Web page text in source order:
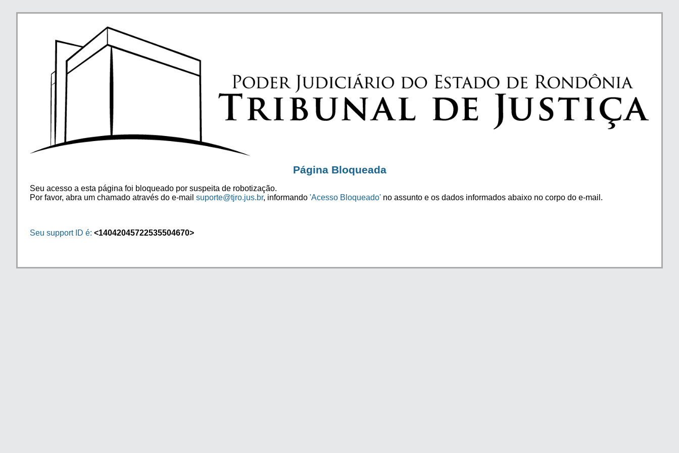
Página Bloqueada
Seu acesso a esta página foi bloqueado por suspeita de robotização.
Por favor, abra um chamado através do e-mail suporte@tjro.jus.br, informando 'Acesso Bloqueado' no assunto e os dados informados abaixo no corpo do e-mail.
Seu support ID é: <14042045722535504670>